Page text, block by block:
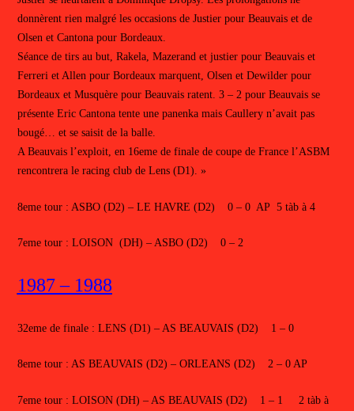
donnèrent rien malgré les occasions de Justier pour Beauvais et de
Olsen et Cantona pour Bordeaux.
Séance de tirs au but, Rakela, Mazerand et justier pour Beauvais et
Ferreri et Allen pour Bordeaux marquent, Olsen et Dewilder pour
Bordeaux et Musquère pour Beauvais ratent. 3 – 2 pour Beauvais se
présente Eric Cantona tente une panenka mais Caullery n’avait pas
bougé… et se saisit de la balle.
A Beauvais l’exploit, en 16eme de finale de coupe de France l’ASBM
rencontrera le racing club de Lens (D1). »
8eme tour : ASBO (D2) – LE HAVRE (D2) 0 – 0 AP 5 tàb à 4
7eme tour : LOISON (DH) – ASBO (D2) 0 – 2
1987 – 1988
32eme de finale : LENS (D1) – AS BEAUVAIS (D2) 1 – 0
8eme tour : AS BEAUVAIS (D2) – ORLEANS (D2) 2 – 0 AP
7eme tour : LOISON (DH) – AS BEAUVAIS (D2) 1 – 1 2 tàb à